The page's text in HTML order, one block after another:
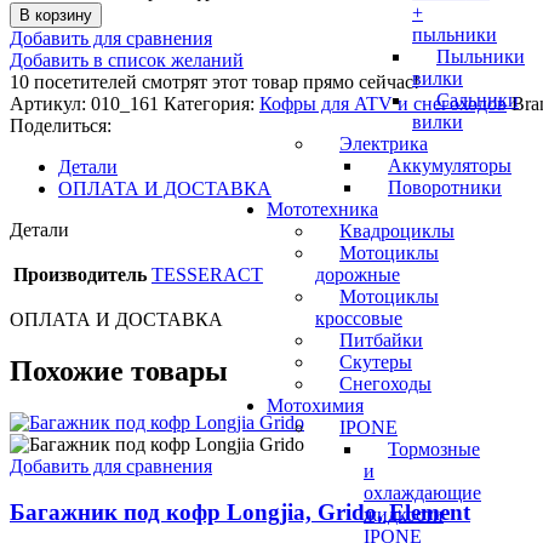
+
пыльники
Пыльники
вилки
Сальники
вилки
Электрика
Аккумуляторы
Поворотники
Мототехника
Квадроциклы
Мотоциклы
дорожные
Мотоциклы
кроссовые
Питбайки
Скутеры
Снегоходы
Мотохимия
IPONE
Тормозные
и
охлаждающие
жидкости
IPONE
В корзину
Добавить для сравнения
Добавить в список желаний
10 посетителей смотрят этот товар прямо сейчас!
Артикул: 010_161 Категория: Кофры для ATV и снегоходов
Поделиться:
Детали
ОПЛАТА И ДОСТАВКА
Детали
Производитель TESSERACT
ОПЛАТА И ДОСТАВКА
Похожие товары
Добавить для сравнения
Багажник под кофр Longjia, Grido, Element